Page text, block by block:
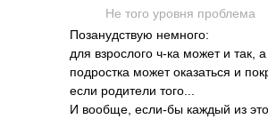
Не того уровня проб­лема
Поза­нудс­твую немн­ого:
для взро­слого ч-ка может и так,
подр­остка может оказ­аться и
если роди­тели того...
И вообще, если-бы каждый из